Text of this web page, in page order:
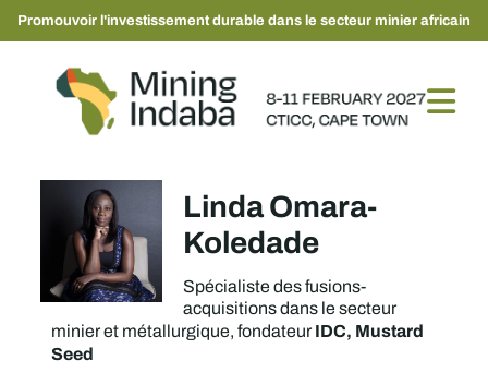
Promouvoir l'investissement durable dans le secteur minier africain
Linda Omara-
Koledade
Spécialiste des fusions-
acquisitions dans le secteur
minier et métallurgique, fondateurIDC, Mustard
Seed